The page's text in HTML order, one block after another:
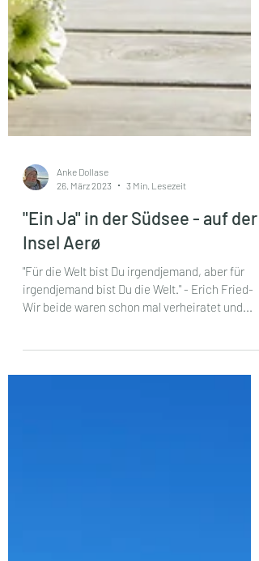
26. März 2023
3 Min. Lesezeit
"Ein Ja" in der Südsee - auf der
Insel Aerø
"Für die Welt bist Du irgendjemand, aber für